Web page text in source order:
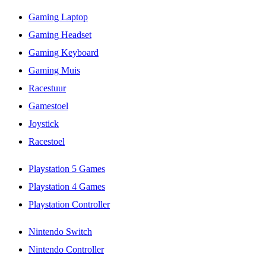
Gaming Laptop
Gaming Headset
Gaming Keyboard
Gaming Muis
Racestuur
Gamestoel
Joystick
Racestoel
Playstation 5 Games
Playstation 4 Games
Playstation Controller
Nintendo Switch
Nintendo Controller